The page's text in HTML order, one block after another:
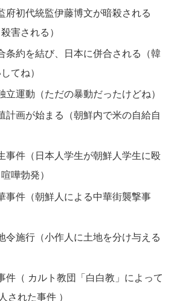
府初代統監伊藤博文が暗殺される
害される）
条約を結び、日本に併合される（韓
てね）
立運動（ただの暴動だったけどね）
計画が始まる（朝鮮内で米の自給自
事件（日本人学生が朝鮮人学生に殴
嘩勃発）
事件（朝鮮人による中華街襲撃事
令施行（小作人に土地を分け与える
件（ カルト教団「白白教」によって
された事件 ）